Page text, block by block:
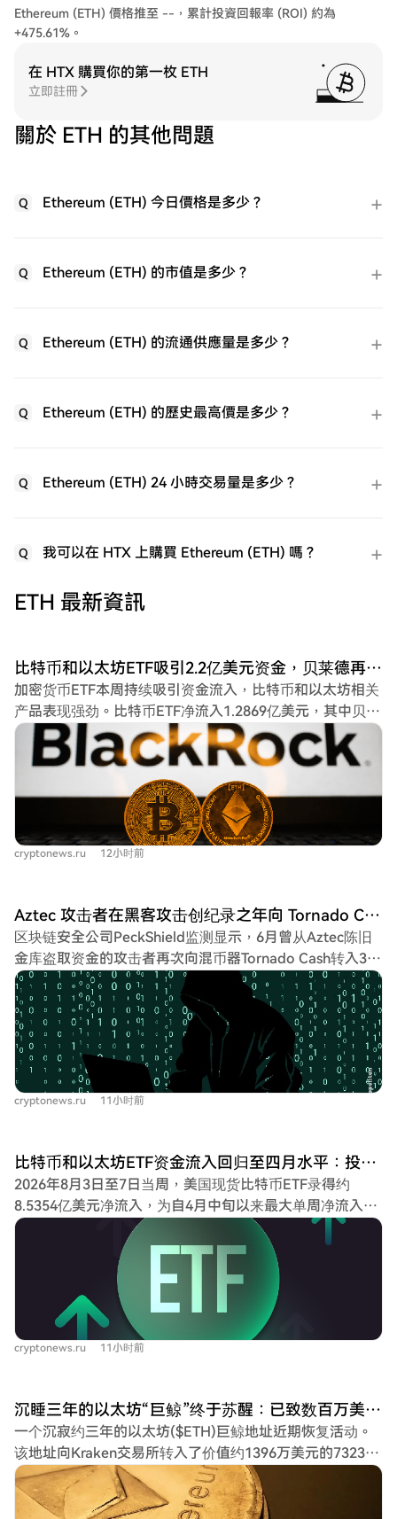
Ethereum (ETH) 價格推至 --，累計投資回報率 (ROI) 約為
+475.61%。
在 HTX 購買你的第一枚 ETH
立即註冊
關於 ETH 的其他問題
Q Ethereum (ETH) 今日價格是多少？
Q Ethereum (ETH) 的市值是多少？
Q Ethereum (ETH) 的流通供應量是多少？
Q Ethereum (ETH) 的歷史最高價是多少？
Q Ethereum (ETH) 24 小時交易量是多少？
Q 我可以在 HTX 上購買 Ethereum (ETH) 嗎？
ETH 最新資訊
比特币和以太坊ETF吸引2.2亿美元资金，贝莱德再次领跑
加密货币ETF本周持续吸引资金流入，比特币和以太坊相关
产品表现强劲。比特币ETF净流入1.2869亿美元，其中贝莱
德的IBIT基金贡献了绝大部分（1.2833亿美元），使比特币
ETF连续第四日录得资金流入。以太坊ETF表现同样出色，
净流入9215万美元，贝莱德的ETHA基金领先。此外，XRP
和HYPE相关ETF也实现资金净流入。相比之下，Solana
ETF出现小幅资金外流。数据表明，机构投资者的需求仍主
要集中在比特币和以太坊两大资产，贝莱德在吸引新资本方
面持续领先。
cryptonews.ru 12小时前
Aztec 攻击者在黑客攻击创纪录之年向 Tornado Cash 转移 500 ETH
区块链安全公司PeckShield监测显示，6月曾从Aztec陈旧
金库盗取资金的攻击者再次向混币器Tornado Cash转入300
ETH，使得转入该混币器的资金总额达到500 ETH。此次转
移不仅金额较大，其缓慢、分批的模式也引起注意。攻击者
并非一次性转移，而是间隔数周进行小额转账，目前仅转移
了最初盗取的909 ETH中的约55%。这种模式与以往黑客快
速洗钱的策略不同。 被盗资金源于6月14日对Aztec
Connect旧桥的攻击，当时黑客盗取了价值约219万美元的
资产。次日又通过类似手法盗取了剩余价值约8.8万美元的
密码学问题，而是其证明验证和结算边界存在缺陷。 分析
指出，尽管2026年上半年加密黑客攻击次数创纪录（达207
起），但总损失（9.72亿美元）较2025年同期大幅下降。
Tornado Cash在2026年仍处理了以太坊链上大部分混币活
动，且研究显示其在研究期间涉及了约78.33%的以太坊黑
客攻击资金转移。尽管美国财政部已于2025年3月撤销了对
该混币器的制裁，但其在洗钱环节中的作用依然显著。 此
事件警示，已停用的智能合约若仍存有资金，可能长期构成
安全风险，且黑客洗钱手法日趋模式化。
cryptonews.ru 11小时前
比特币和以太坊ETF资金流入回归至四月水平：投资者注资近11亿美元
2026年8月3日至7日当周，美国现货比特币ETF录得约
8.5354亿美元净流入，为自4月中旬以来最大单周净流入。
其中，贝莱德的IBIT以约6.9364亿美元流入领跑，FBTC和
ARKB紧随其后；而HODL、BTCO等少数基金出现资金流
出。同期，现货以太坊ETF也吸引约2.4494亿美元净流入，
同样创下4月以来最佳表现，主要由贝莱德的ETHA基金贡
献，但Grayscale的ETHE出现小额流出。 其他加密货币ETF
中，HYPE-ETF流入最多，XRP、SOL、DOGE等ETF也有
少量资金流入，而BNB、LINK等ETF资金流动持平。香港
和631.34枚ETH。此前一周（7月20-24日），加密货币
ETF总流入额超过1.37亿美元。
cryptonews.ru 11小时前
沉睡三年的以太坊“巨鲸”终于苏醒：已致数百万美元亏损
一个沉寂约三年的以太坊($ETH)巨鲸地址近期恢复活动。
该地址向Kraken交易所转入了价值约1396万美元的7323
ETH。经分析，该地址在2022年2月15日至3月21日期间，
曾以约2723美元的平均价格累计买入23,834.17 ETH，当时